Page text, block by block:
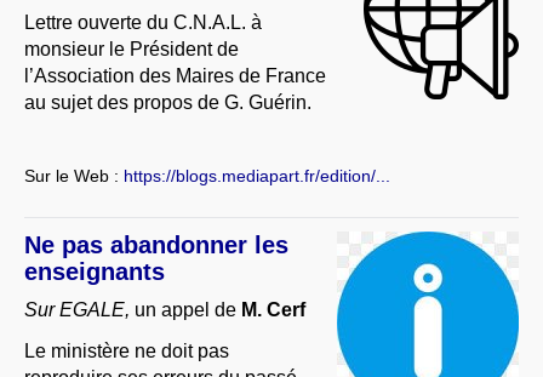
Lettre ouverte du C.N.A.L. à
monsieur le Président de
l’Association des Maires de France
au sujet des propos de G. Guérin.
Sur le Web : https://blogs.mediapart.fr/edition/...
Ne pas abandonner les
enseignants
Sur EGALE, un appel de M. Cerf
Le ministère ne doit pas